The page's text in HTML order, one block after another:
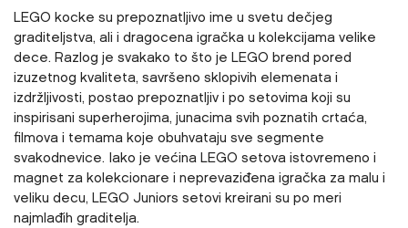
LEGO kocke su prepoznatljivo ime u svetu dečjeg
graditeljstva, ali i dragocena igračka u kolekcijama velike
dece. Razlog je svakako to što je LEGO brend pored
izuzetnog kvaliteta, savršeno sklopivih elemenata i
izdržljivosti, postao prepoznatljiv i po setovima koji su
inspirisani superherojima, junacima svih poznatih crtaća,
filmova i temama koje obuhvataju sve segmente
svakodnevice. Iako je većina LEGO setova istovremeno i
magnet za kolekcionare i neprevaziđena igračka za malu i
veliku decu, LEGO Juniors setovi kreirani su po meri
najmlađih graditelja.